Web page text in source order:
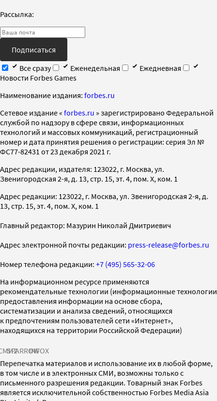
Рассылка:
Подписаться
Все сразу
Еженедельная
Ежедневная
Новости Forbes Games
Наименование издания: forbes.ru
Cетевое издание « forbes.ru » зарегистрировано Федеральной
службой по надзору в сфере связи, информационных
технологий и массовых коммуникаций, регистрационный
номер и дата принятия решения о регистрации: серия Эл №
ФС77-82431 от 23 декабря 2021 г.
Адрес редакции, издателя: 123022, г. Москва, ул.
Звенигородская 2-я, д. 13, стр. 15, эт. 4, пом. X, ком. 1
Адрес редакции: 123022, г. Москва, ул. Звенигородская 2-я, д.
13, стр. 15, эт. 4, пом. X, ком. 1
Главный редактор: Мазурин Николай Дмитриевич
Адрес электронной почты редакции: press-release@forbes.ru
Номер телефона редакции: +7 (495) 565-32-06
На информационном ресурсе применяются
рекомендательные технологии (информационные технологии
предоставления информации на основе сбора,
систематизации и анализа сведений, относящихся
к предпочтениям пользователей сети «Интернет»,
находящихся на территории Российской Федерации)
SPARROWINFOX
Перепечатка материалов и использование их в любой форме,
в том числе и в электронных СМИ, возможны только с
письменного разрешения редакции. Товарный знак Forbes
является исключительной собственностью Forbes Media Asia